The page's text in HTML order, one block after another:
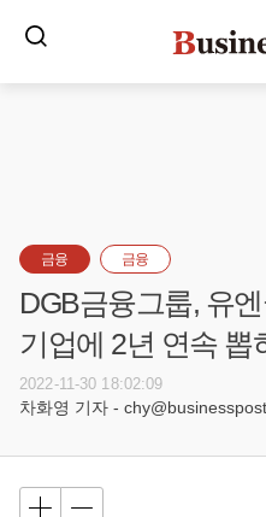
금융 금융
DGB금융그룹, 유
기업에 2년 연속 뽑
2022-11-30 18:02:09
차화영 기자 -